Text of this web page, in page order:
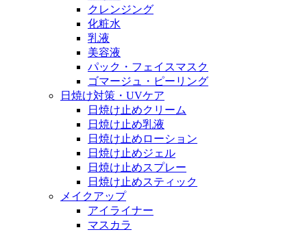
クレンジング
化粧水
乳液
美容液
パック・フェイスマスク
ゴマージュ・ピーリング
日焼け対策・UVケア
日焼け止めクリーム
日焼け止め乳液
日焼け止めローション
日焼け止めジェル
日焼け止めスプレー
日焼け止めスティック
メイクアップ
アイライナー
マスカラ